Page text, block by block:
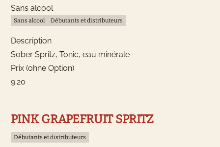
Sans alcool
Sans alcool Débutants et distributeurs
Description
Sober Spritz, Tonic, eau minérale
Prix (ohne Option)
9.20
PINK GRAPEFRUIT SPRITZ
Débutants et distributeurs